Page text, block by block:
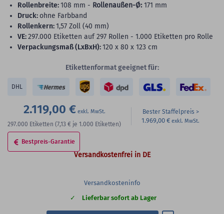
Rollenbreite:108 mm - Rollenaußen-Ø: 171 mm
Druck: ohne Farbband
Rollenkern:1,57 Zoll (40 mm)
VE:297.000 Etiketten auf 297 Rollen - 1.000 Etiketten pro Rolle
Verpackungsmaß (LxBxH):120 x 80 x 123 cm
Etikettenformat geeignet für:
DHL
2.119,00 €
297.000 Etiketten (7,13 € je 1.000 Etiketten)
Bester Staffelpreis
1.969,00 €
Bestpreis-Garantie
Versandkostenfrei in DE
Versandkosteninfo
Lieferbar sofort ab Lager